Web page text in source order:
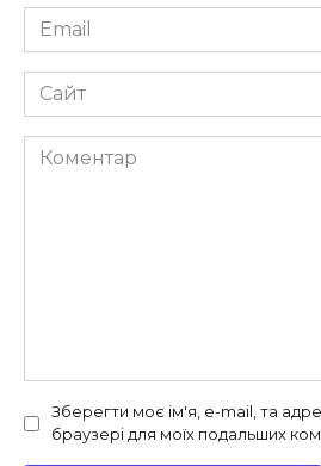
Email
*
Сайт
Коментар
Зберегти моє ім'я, e-mail, та
браузері для моїх подальших